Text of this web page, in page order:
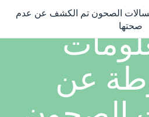
عن
الصحون تم الكشف عن عدم
صحتها